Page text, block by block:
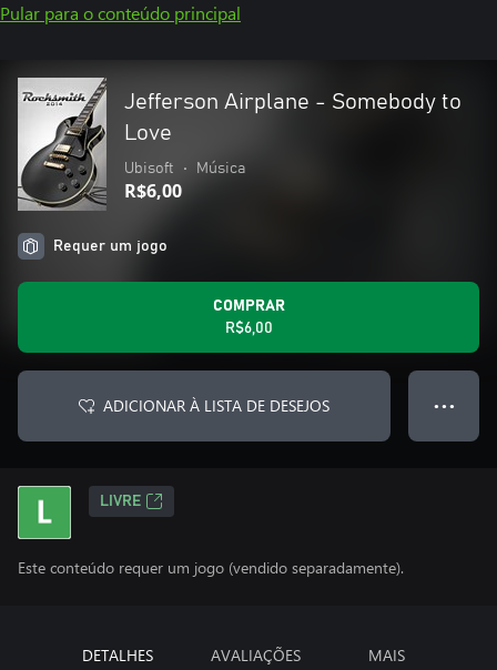
Pular para o conteúdo principal
Jefferson Airplane - Somebody to
Love
Ubisoft • Música
R$6,00
Requer um jogo
COMPRAR
R$6,00
ADICIONAR À LISTA DE DESEJOS ● ● ●
LIVRE
Este conteúdo requer um jogo (vendido separadamente).
DETALHES AVALIAÇÕES MAIS